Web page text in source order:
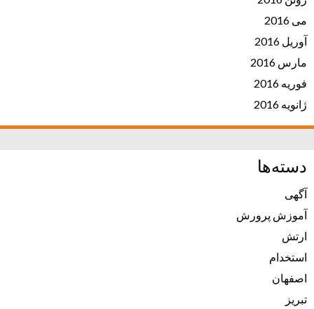
می 2016
آوریل 2016
مارس 2016
فوریه 2016
ژانویه 2016
دسته‌ها
آگهی
آموزش پرورش
ارتش
استخدام
اصفهان
تبریز